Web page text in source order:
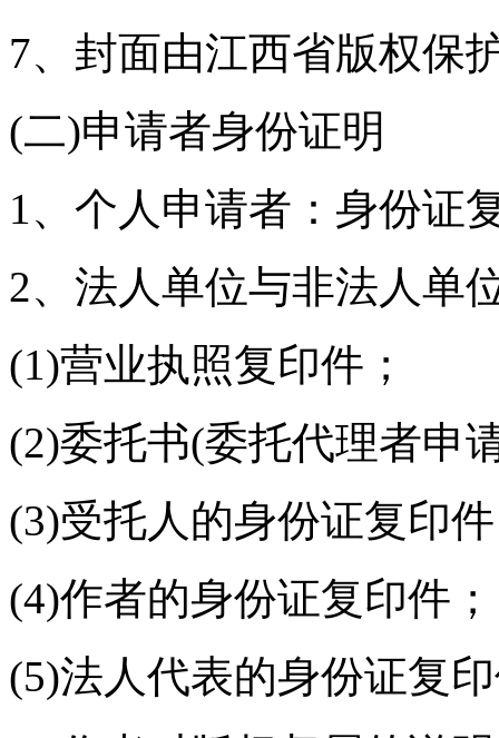
7、封面由江西省版权保
(二)申请者身份证明
1、个人申请者：身份证
2、法人单位与非法人单
(1)营业执照复印件；
(2)委托书(委托代理者申
(3)受托人的身份证复印
(4)作者的身份证复印件；
(5)法人代表的身份证复